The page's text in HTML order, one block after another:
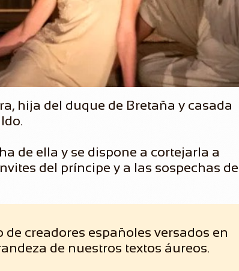
hija del duque de Bretaña y casada
de ella y se dispone a cortejarla a
del príncipe y a las sospechas de
creadores españoles versados en
de nuestros textos áureos.